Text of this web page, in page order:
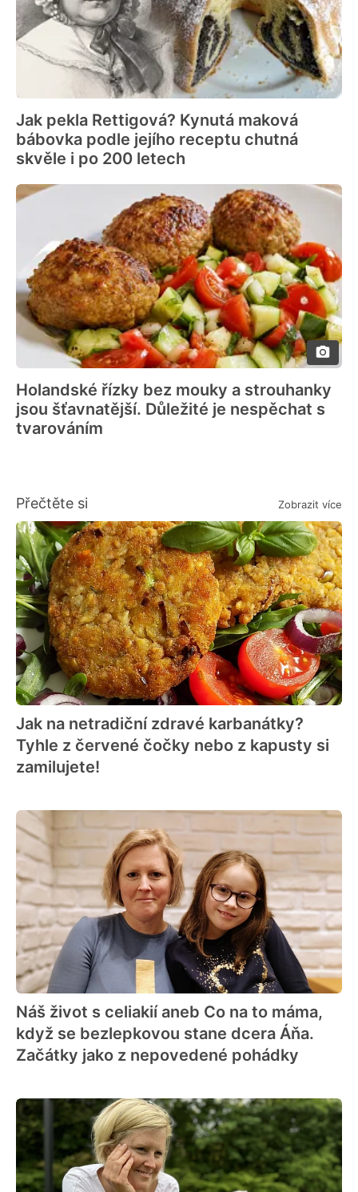
Jak pekla Rettigová? Kynutá maková
bábovka podle jejího receptu chutná
skvěle i po 200 letech
Holandské řízky bez mouky a strouhanky
jsou šťavnatější. Důležité je nespěchat s
tvarováním
Přečtěte si Zobrazit více
Jak na netradiční zdravé karbanátky?
Tyhle z červené čočky nebo z kapusty si
zamilujete!
Náš život s celiakií aneb Co na to máma,
když se bezlepkovou stane dcera Áňa.
Začátky jako z nepovedené pohádky